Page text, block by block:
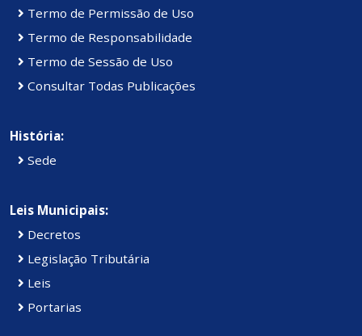
Termo de Permissão de Uso
Termo de Responsabilidade
Termo de Sessão de Uso
Consultar Todas Publicações
História:
Sede
Leis Municipais:
Decretos
Legislação Tributária
Leis
Portarias